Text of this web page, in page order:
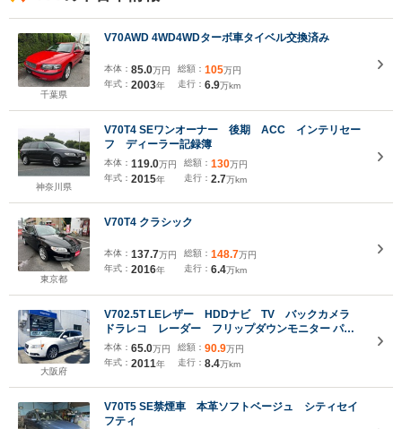
千葉県
V70AWD 4WD4WDターボ車タイベル交換済み
本体： 85.0万円
年式： 2003年
総額： 105万円
走行： 6.9万km
神奈川県
V70T4 SEワンオーナー 後期 ACC インテリセー
フ ディーラー記録簿
本体： 119.0万円
年式： 2015年
総額： 130万円
走行： 2.7万km
東京都
V70T4 クラシック
本体： 137.7万円
年式： 2016年
総額： 148.7万円
走行： 6.4万km
大阪府
V702.5T LEレザー HDDナビ TV バックカメラ
ドラレコ レーダー フリップダウンモニター パワ
ーテールゲート シートヒーター&ベンチレーション
本体： 65.0万円
年式： 2011年
総額： 90.9万円
走行： 8.4万km
V70T5 SE禁煙車 本革ソフトベージュ シティセイ
フティ